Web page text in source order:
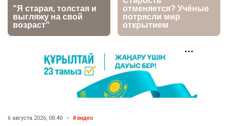
2722 6
Казахстане продолжают расти цены на
баранину и конину
2431 5 17
6 августа 2026, 08:40 • видео